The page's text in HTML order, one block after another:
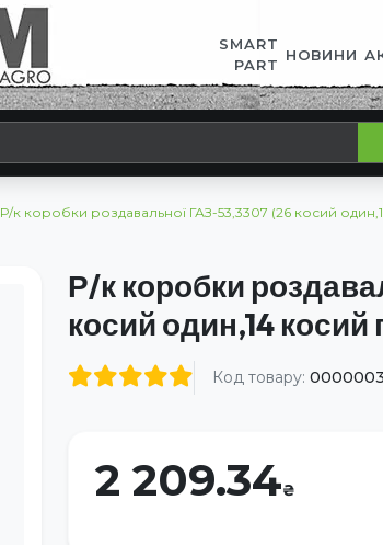
SMART
PART
НОВИНИ
Р/к коробки роздавальної ГАЗ-53,3307 (26 косий
Р/к коробки
косий один,14 косий
Код товару:
2 209.34